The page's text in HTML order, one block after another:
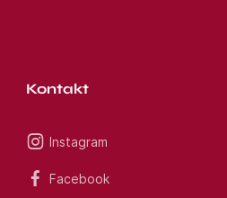
Kontakt
Instagram
Facebook